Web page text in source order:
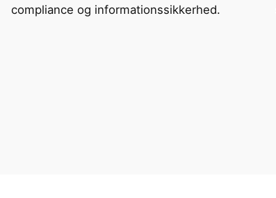
compliance og informationssikkerhed.